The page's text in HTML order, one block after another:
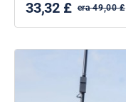
33,32 £ era 49,00 £